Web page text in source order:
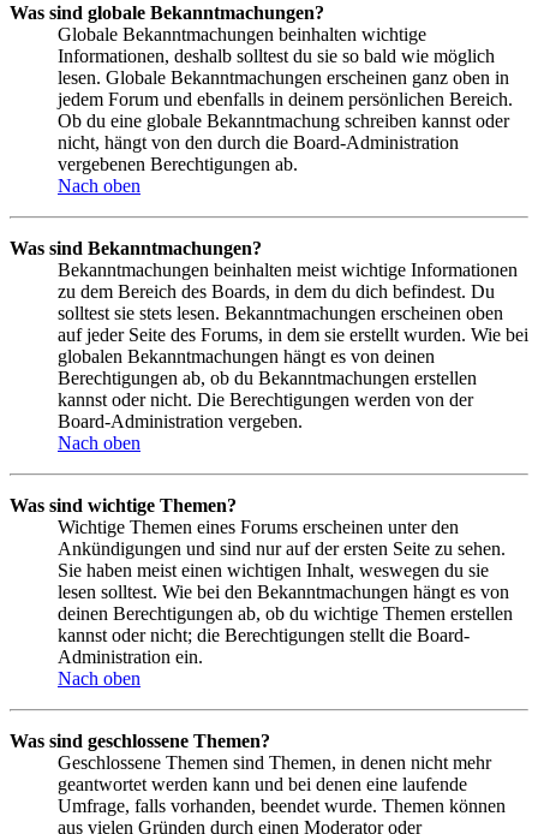
Was sind globale Bekanntmachungen?
Globale Bekanntmachungen beinhalten wichtige
Informationen, deshalb solltest du sie so bald wie möglich
lesen. Globale Bekanntmachungen erscheinen ganz oben in
jedem Forum und ebenfalls in deinem persönlichen Bereich.
Ob du eine globale Bekanntmachung schreiben kannst oder
nicht, hängt von den durch die Board-Administration
vergebenen Berechtigungen ab.
Nach oben
Was sind Bekanntmachungen?
Bekanntmachungen beinhalten meist wichtige Informationen
zu dem Bereich des Boards, in dem du dich befindest. Du
solltest sie stets lesen. Bekanntmachungen erscheinen oben
auf jeder Seite des Forums, in dem sie erstellt wurden. Wie bei
globalen Bekanntmachungen hängt es von deinen
Berechtigungen ab, ob du Bekanntmachungen erstellen
kannst oder nicht. Die Berechtigungen werden von der
Board-Administration vergeben.
Nach oben
Was sind wichtige Themen?
Wichtige Themen eines Forums erscheinen unter den
Ankündigungen und sind nur auf der ersten Seite zu sehen.
Sie haben meist einen wichtigen Inhalt, weswegen du sie
lesen solltest. Wie bei den Bekanntmachungen hängt es von
deinen Berechtigungen ab, ob du wichtige Themen erstellen
kannst oder nicht; die Berechtigungen stellt die Board-
Administration ein.
Nach oben
Was sind geschlossene Themen?
Geschlossene Themen sind Themen, in denen nicht mehr
geantwortet werden kann und bei denen eine laufende
Umfrage, falls vorhanden, beendet wurde. Themen können
aus vielen Gründen durch einen Moderator oder